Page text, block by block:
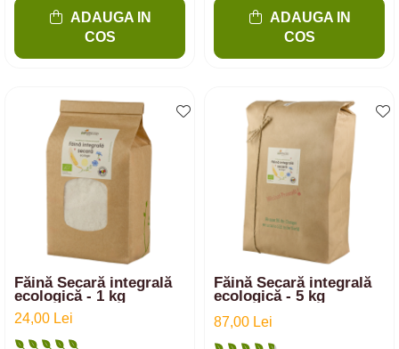
ADAUGA IN
COS
ADAUGA IN
COS
Făină Secară integrală
ecologică - 1 kg
24,00 Lei
Făină Secară integrală
ecologică - 5 kg
87,00 Lei